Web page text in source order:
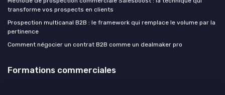
transforme vos prospects en clients
Prospection multicanal B2B : le framework qui remplace le volume par la
pertinence
Comment négocier un contrat B2B comme un dealmaker pro
Formations commerciales